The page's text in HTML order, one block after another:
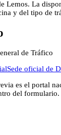
Lemos. La
y del tipo de
de Tráfico
Sede oficial de
es el portal
del formulario.